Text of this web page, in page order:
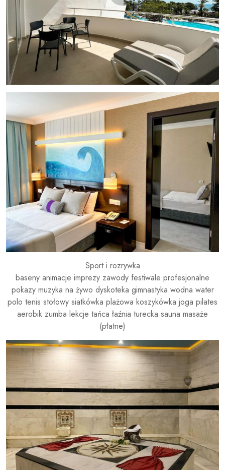
Sport i rozrywka
baseny animacje imprezy zawody festiwale profesjonalne
pokazy muzyka na żywo dyskoteka gimnastyka wodna water
polo tenis stołowy siatkówka plażowa koszykówka joga pilates
aerobik zumba lekcje tańca łaźnia turecka sauna masaże
(płatne)